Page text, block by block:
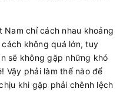
Nam chỉ cách nhau khoảng
không quá lớn, tuy
sẽ không gặp những khó
Vậy phải làm thế nào để
khi gặp phải chênh lệch